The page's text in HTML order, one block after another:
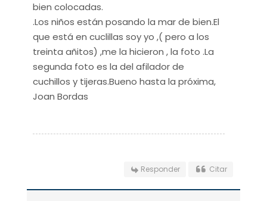
bien colocadas.
.Los niños están posando la mar de bien.El
que está en cuclillas soy yo ,( pero a los
treinta añitos) ,me la hicieron , la foto .La
segunda foto es la del afilador de
cuchillos y tijeras.Bueno hasta la próxima,
Joan Bordas
Responder Citar